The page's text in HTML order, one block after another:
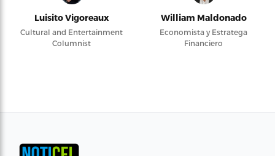
Luisito Vigoreaux
Cultural and Entertainment
Columnist
William Maldonado
Economista y Estratega
Financiero